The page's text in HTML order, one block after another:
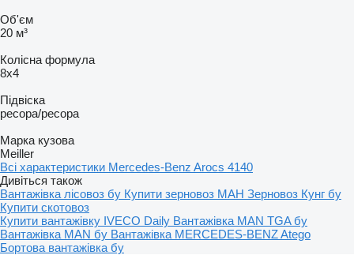
Об'єм
20 м³
Колісна формула
8x4
Підвіска
ресора/ресора
Марка кузова
Meiller
Всі характеристики Mercedes-Benz Arocs 4140
Дивіться також
Вантажівка лісовоз бу Купити зерновоз МАН Зерновоз Кунг бу
Купити скотовоз
Купити вантажівку IVECO Daily Вантажівка MAN TGA бу
Вантажівка MAN бу Вантажівка MERCEDES-BENZ Atego
Бортова вантажівка бу